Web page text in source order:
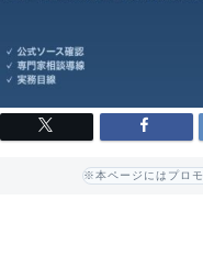
※本ページにはプロ